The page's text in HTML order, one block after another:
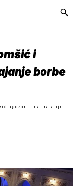
i
borbe
upozorili na trajanje